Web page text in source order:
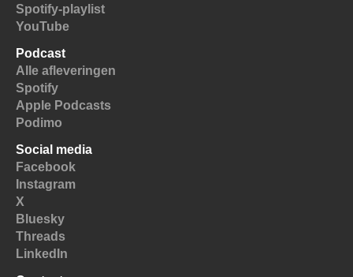
Spotify-playlist
YouTube
Podcast
Alle afleveringen
Spotify
Apple Podcasts
Podimo
Social media
Facebook
Instagram
X
Bluesky
Threads
LinkedIn